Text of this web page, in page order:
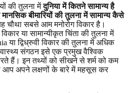
की तुलना मेंदुनिया में कितने सामान्य है
बीमारियों की तुलना में सामान्य कैसे
सबसे आम मनोरोग विकार है।
या सामान्यीकृत चिंता की तुलना में
या द्विध्रुवी विकार की तुलना में अधिक
संगठन इसे एक प्रमुख वैश्विक
हैं। इन तथ्यों को सीखने से शर्म को कम
अपने लक्षणों के बारे में महसूस कर